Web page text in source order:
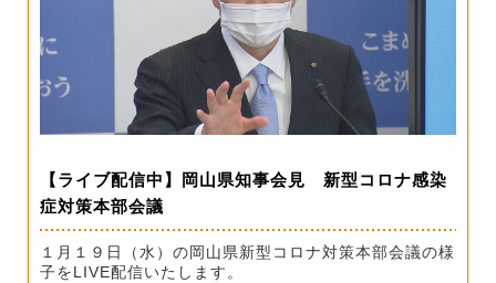
【ライブ配信中】岡山県知事会見 新型コロナ感染
症対策本部会議
１月１９日（水）の岡山県新型コロナ対策本部会議の様
子をLIVE配信いたします。